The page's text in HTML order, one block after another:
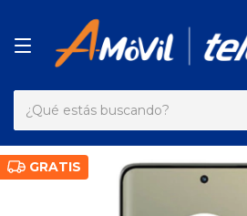
GRATIS